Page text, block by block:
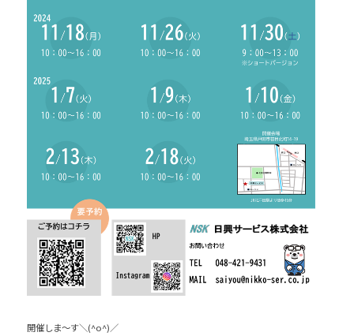
開催しま～す＼(^o^)／